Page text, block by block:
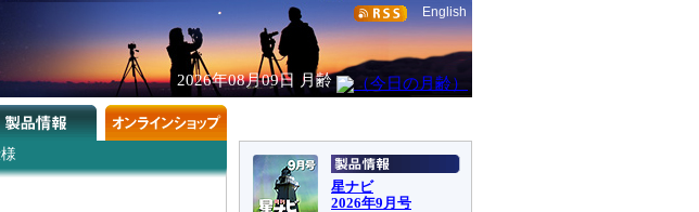
English
2026年08月09日 月齢
星ナビ
2026年9月号